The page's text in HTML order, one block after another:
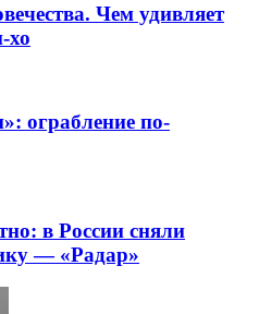
Чем удивляет
хо
ограбление по-
в России сняли
— «Радар»